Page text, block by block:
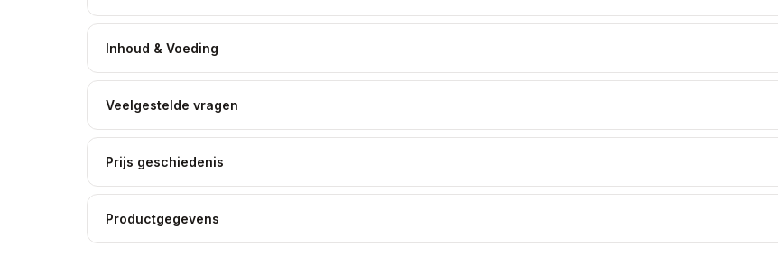
Inhoud & Voeding
Veelgestelde vragen
Prijs geschiedenis
Productgegevens